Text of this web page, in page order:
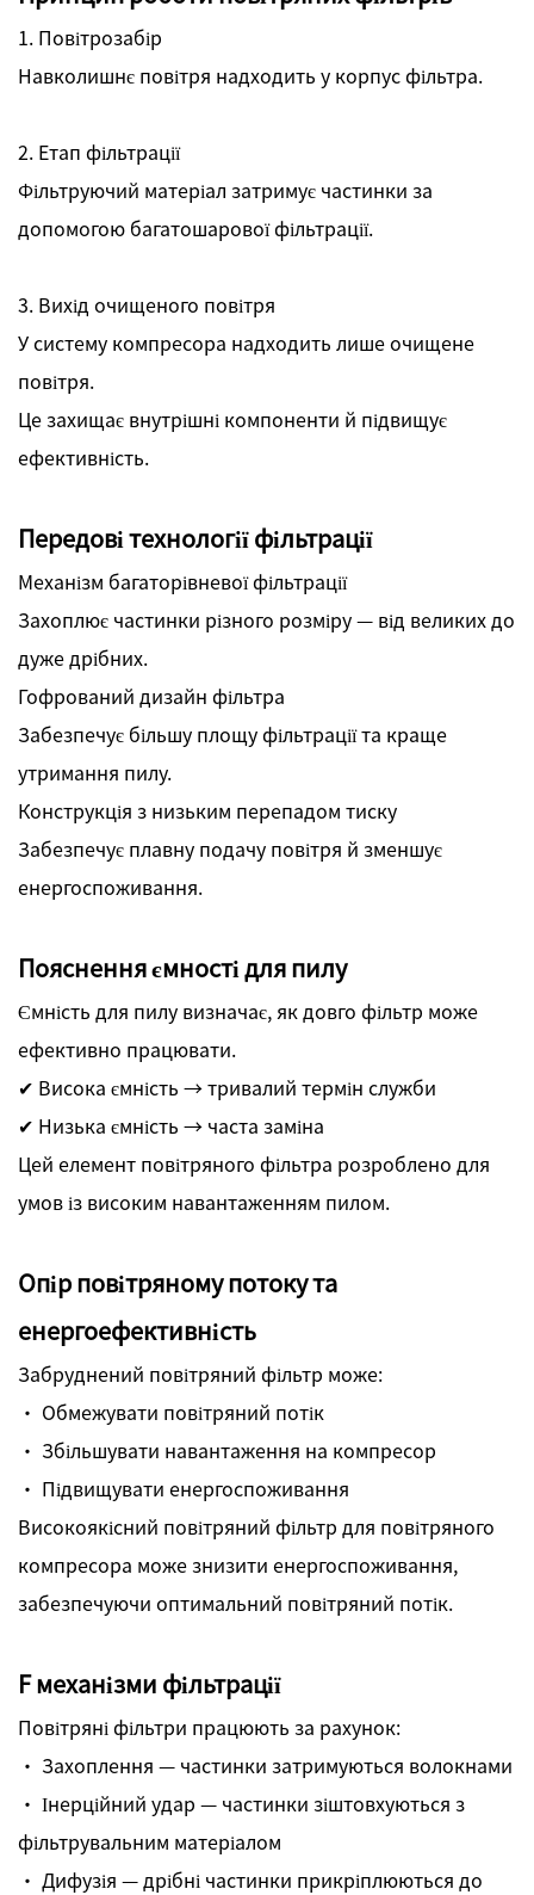
1. Повітрозабір
Навколишнє повітря надходить у корпус фільтра.
2. Етап фільтрації
Фільтруючий матеріал затримує частинки за
допомогою багатошарової фільтрації.
3. Вихід очищеного повітря
У систему компресора надходить лише очищене
повітря.
Це захищає внутрішні компоненти й підвищує
ефективність.
Передові технології фільтрації
Механізм багаторівневої фільтрації
Захоплює частинки різного розміру — від великих до
дуже дрібних.
Гофрований дизайн фільтра
Забезпечує більшу площу фільтрації та краще
утримання пилу.
Конструкція з низьким перепадом тиску
Забезпечує плавну подачу повітря й зменшує
енергоспоживання.
Пояснення ємності для пилу
Ємність для пилу визначає, як довго фільтр може
ефективно працювати.
✔ Висока ємність → тривалий термін служби
✔ Низька ємність → часта заміна
Цей елемент повітряного фільтра розроблено для
умов із високим навантаженням пилом.
Опір повітряному потоку та
енергоефективність
Забруднений повітряний фільтр може:
· Обмежувати повітряний потік
· Збільшувати навантаження на компресор
· Підвищувати енергоспоживання
Високоякісний повітряний фільтр для повітряного
компресора може знизити енергоспоживання,
забезпечуючи оптимальний повітряний потік.
Fмеханізми фільтрації
Повітряні фільтри працюють за рахунок:
· Захоплення — частинки затримуються волокнами
· Інерційний удар — частинки зіштовхуються з
фільтрувальним матеріалом
· Дифузія — дрібні частинки прикріплюються до